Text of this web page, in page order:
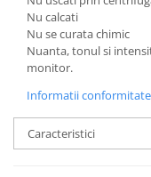
Nu calcati
Nu se curata chimic
Nuanta, tonul si
monitor.
Informatii
Caracteristici